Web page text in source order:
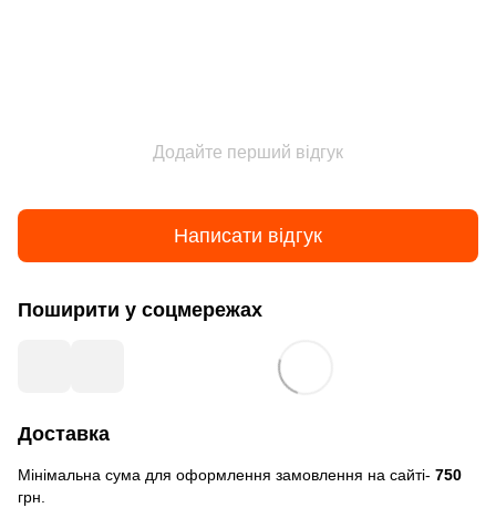
Додайте перший відгук
Написати відгук
Поширити у соцмережах
Доставка
Мінімальна сума для оформлення замовлення на сайті- 750
грн.